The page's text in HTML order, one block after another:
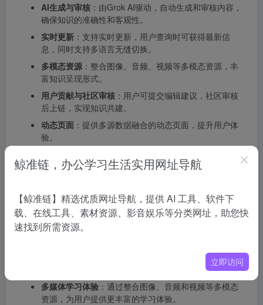
AI生成与审核 ：由Grok AI驱动，自动生成和审核内容，
确保知识的准确性和客观性。
实时更新 ：支持实时更新，用户查询时可获得最新信
息，同时支持多语言无缝切换。
多模态资源 ：整合图像、音频、视频等多模态资源，丰
富知识呈现形式。
用户贡献与社区审核 ：用户可提交编辑建议，社区审核
后上链，实现知识共建。
动态页面 ：提供多源数据融合的动态页面，提升用户体
验。
Grokipedia的官网地址
Grokipedia的应用场景
知识学习与研究
：用户可以快速查询各种主题的信息，
多媒体学习体验 ：通过整合图像、音频和视频等多模态
资源，为用户提供更丰富的学习体验。
鲸准链，办公学习生活实用网址导航
【鲸准链】精选优质网址导航，提供 AI 工具、软件下
载、在线工具、素材资源、影音娱乐等分类网址，助您快
速找到所需资源。
立即访问